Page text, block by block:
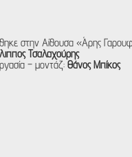
στην Αίθουσα «Άρης
Τσαλαχούρης
– μοντάζ:Θάνος Μπίκος